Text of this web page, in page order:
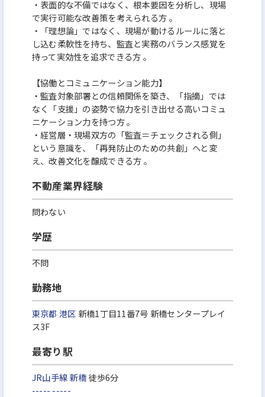
‧表⾯的な不備ではなく、根本要因を分析し、現場
で実⾏可能な改善策を考えられる⽅ 。
‧「理想論」ではなく、現場が動けるルールに落と
し込む柔軟性を持ち、監査と実務のバランス感覚を
持って実効性を追求できる⽅ 。
【協働とコミュニケーション能⼒】
‧監査対象部署との信頼関係を築き、「指摘」では
なく「⽀援」の姿勢で協⼒を引き出せる⾼いコミュ
ニケーション⼒を持つ⽅ 。
‧経営層‧現場双⽅の「監査＝チェックされる側」
という意識を、「再発防⽌のための共創」へと変
え、改善⽂化を醸成できる⽅ 。
不動産業界経験
問わない
学歴
不問
勤務地
東京都 港区 新橋1丁目11番7号 新橋センタープレイ
ス3F
最寄り駅
JR山手線新橋徒歩6分
----- -----